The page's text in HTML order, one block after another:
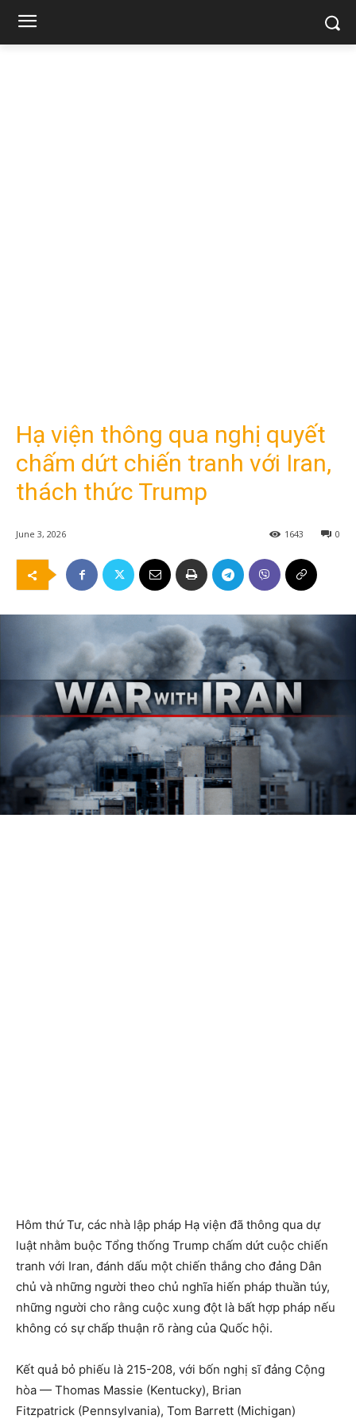
Hạ viện thông qua nghị quyết
chấm dứt chiến tranh với Iran,
thách thức Trump
June 3, 2026 0
1643
Hôm thứ Tư, các nhà lập pháp Hạ viện đã thông qua dự
luật nhằm buộc Tổng thống Trump chấm dứt cuộc chiến
tranh với Iran, đánh dấu một chiến thắng cho đảng Dân
chủ và những người theo chủ nghĩa hiến pháp thuần túy,
những người cho rằng cuộc xung đột là bất hợp pháp nếu
không có sự chấp thuận rõ ràng của Quốc hội.
Kết quả bỏ phiếu là 215-208, với bốn nghị sĩ đảng Cộng
hòa — Thomas Massie (Kentucky), Brian
Fitzpatrick (Pennsylvania), Tom Barrett (Michigan)